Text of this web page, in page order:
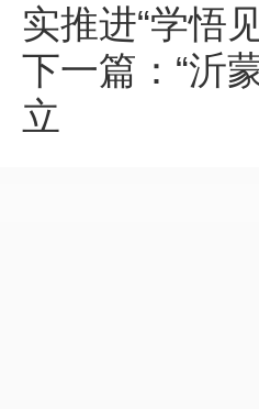
实推进“学悟
下一篇： “沂
立